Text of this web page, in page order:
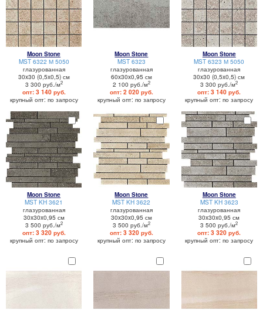
Moon Stone
MST 6322 М 5050
глазурованная
30x30 (0,5x0,5) см
3 300 руб./м2
опт: 3 140 руб.
крупный опт: по запросу
Moon Stone
MST 6323
глазурованная
60x30x0,95 см
2 100 руб./м2
опт: 2 020 руб.
крупный опт: по запросу
Moon Stone
MST 6323 М 5050
глазурованная
30x30 (0,5x0,5) см
3 300 руб./м2
опт: 3 140 руб.
крупный опт: по запросу
Moon Stone
MST KH 3621
глазурованная
30x30x0,95 см
3 500 руб./м2
опт: 3 320 руб.
крупный опт: по запросу
Moon Stone
MST KH 3622
глазурованная
30x30x0,95 см
3 500 руб./м2
опт: 3 320 руб.
крупный опт: по запросу
Moon Stone
MST KH 3623
глазурованная
30x30x0,95 см
3 500 руб./м2
опт: 3 320 руб.
крупный опт: по запросу